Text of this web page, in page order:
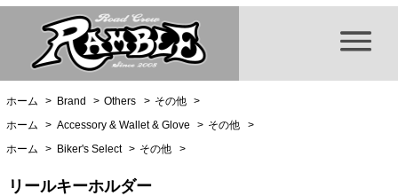
ホーム > Brand > Others > その他 >
ホーム
> Accessory & Wallet & Glove > その他
>
ホーム
> Biker's Select > その他 >
リールキーホルダー